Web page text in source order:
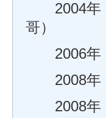
2004年：
哥）
2006年：
2008年：
2008年：